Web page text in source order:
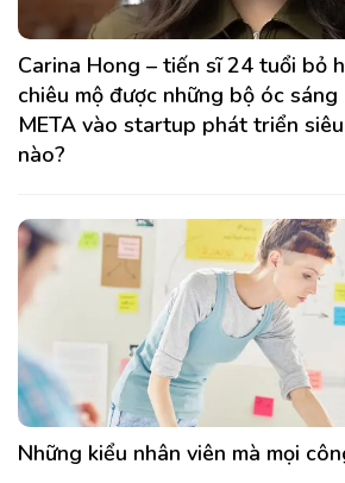
Carina Hong – tiến sĩ 24 tuổi bỏ
chiêu mộ được những bộ óc
META vào startup phát triển
nào?
Những kiểu nhân viên mà mọi